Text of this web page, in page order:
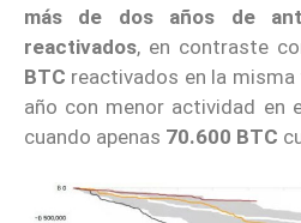
más de dos años de
reactivados, en contraste
BTC reactivados en la
año con menor actividad en
cuando apenas 70.600 BTC